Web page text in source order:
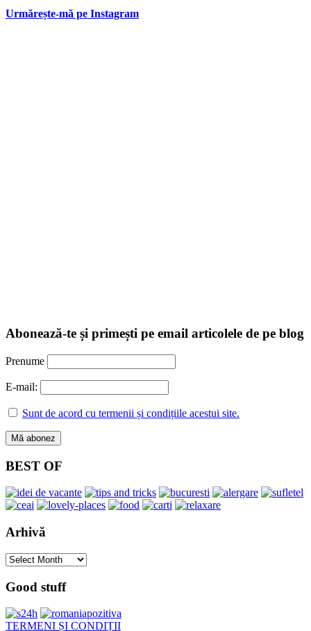
Urmărește-mă pe Instagram
Abonează-te și primești pe email articolele de pe blog
Prenume
E-mail:
Sunt de acord cu termenii și condițiile acestui site.
BEST OF
Arhivă
Arhivă
Good stuff
TERMENI ȘI CONDIȚII